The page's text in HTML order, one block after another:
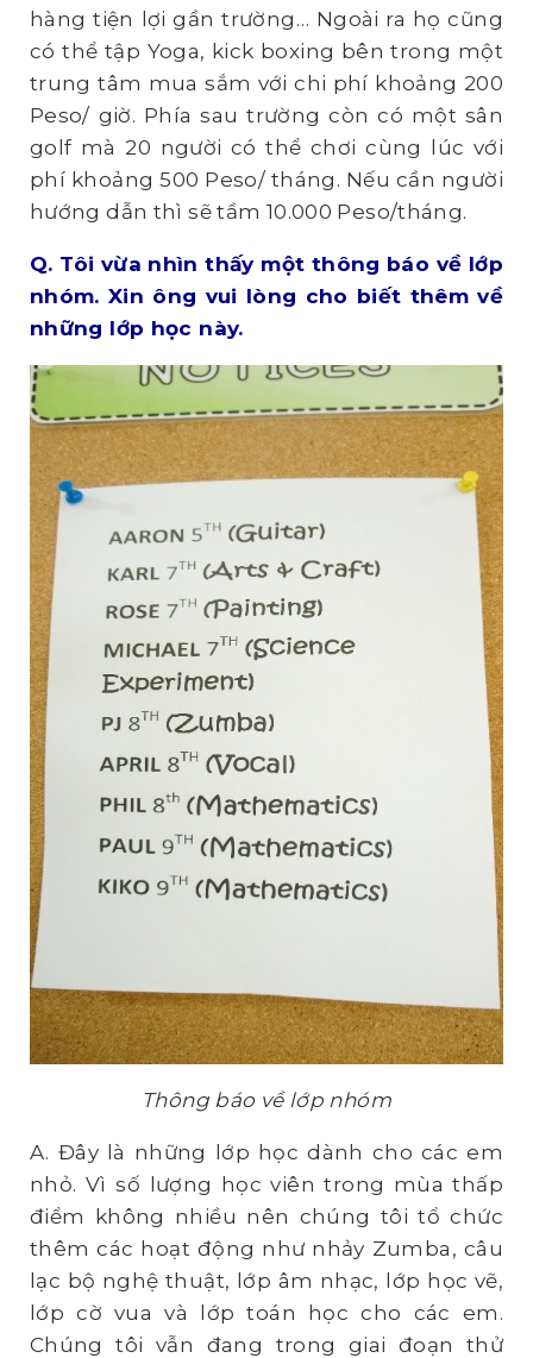
hàng tiện lợi gần trường… Ngoài ra họ cũng
có thể tập Yoga, kick boxing bên trong một
trung tâm mua sắm với chi phí khoảng 200
Peso/ giờ. Phía sau trường còn có một sân
golf mà 20 người có thể chơi cùng lúc với
phí khoảng 500 Peso/ tháng. Nếu cần người
hướng dẫn thì sẽ tầm 10.000 Peso/tháng.
Q. Tôi vừa nhìn thấy một thông báo về lớp
nhóm. Xin ông vui lòng cho biết thêm về
những lớp học này.
Thông báo về lớp nhóm
A. Đây là những lớp học dành cho các em
nhỏ. Vì số lượng học viên trong mùa thấp
điểm không nhiều nên chúng tôi tổ chức
thêm các hoạt động như nhảy Zumba, câu
lạc bộ nghệ thuật, lớp âm nhạc, lớp học vẽ,
lớp cờ vua và lớp toán học cho các em.
Chúng tôi vẫn đang trong giai đoạn thử